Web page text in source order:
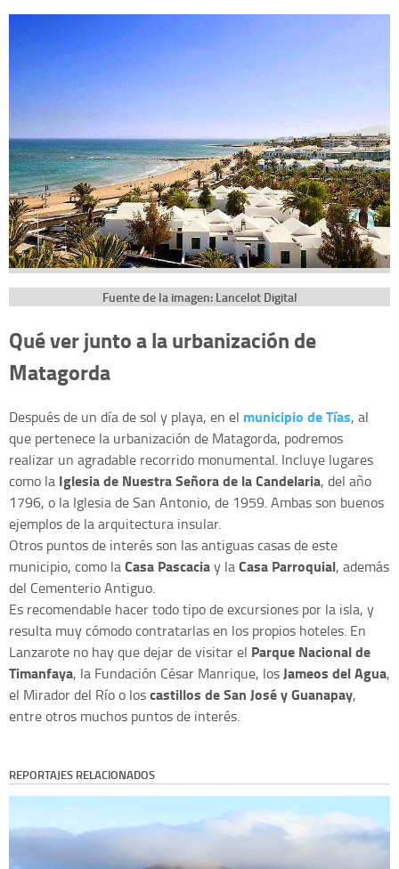
Fuente de la imagen: Lancelot Digital
Qué ver junto a la urbanización de
Matagorda
Después de un día de sol y playa, en el municipio de Tías, al
que pertenece la urbanización de Matagorda, podremos
realizar un agradable recorrido monumental. Incluye lugares
como la Iglesia de Nuestra Señora de la Candelaria, del año
1796, o la Iglesia de San Antonio, de 1959. Ambas son buenos
ejemplos de la arquitectura insular.
Otros puntos de interés son las antiguas casas de este
municipio, como laCasa Pascaciay laCasa Parroquial, además
del Cementerio Antiguo.
Es recomendable hacer todo tipo de excursiones por la isla, y
resulta muy cómodo contratarlas en los propios hoteles. En
Lanzarote no hay que dejar de visitar el Parque Nacional de
Timanfaya, la Fundación César Manrique, losJameos del Agua,
el Mirador del Río o loscastillos de San José y Guanapay,
entre otros muchos puntos de interés.
REPORTAJES RELACIONADOS